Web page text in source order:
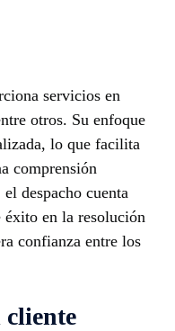
servicios en
otros. Su enfoque
lo que facilita
comprensión
despacho cuenta
en la resolución
confianza entre los
cliente